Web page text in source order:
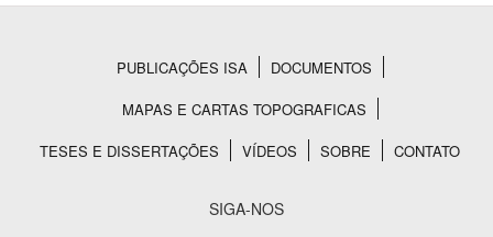
Rodapé
PUBLICAÇÕES ISA
DOCUMENTOS
MAPAS E CARTAS TOPOGRAFICAS
TESES E DISSERTAÇÕES
VÍDEOS SOBRE CONTATO
SIGA-NOS